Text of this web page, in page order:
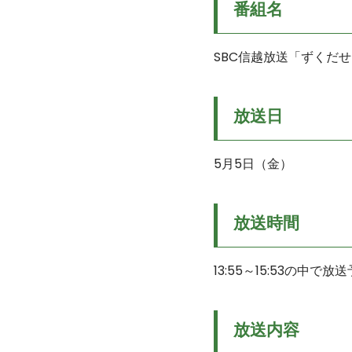
番組名
SBC信越放送「ずくだせ
放送日
5月5日（金）
放送時間
13:55～15:53の中で放送
放送内容